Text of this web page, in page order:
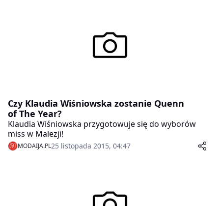
Czy Klaudia Wiśniowska zostanie Quenn
of The Year?
Klaudia Wiśniowska przygotowuje się do wyborów
miss w Malezji!
MODAIJA.PL25 listopada 2015, 04:47